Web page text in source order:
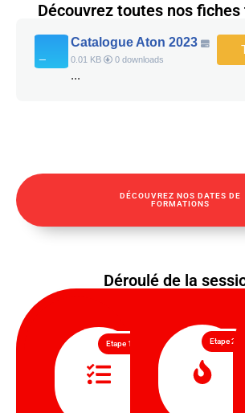
Découvrez toutes nos
Catalogue Aton 2023
0.01 KB 0 downloads
...
DÉCOUVREZ NOS DATES DE
FORMATIONS
Déroulé de la
Etape 1 Etape 2